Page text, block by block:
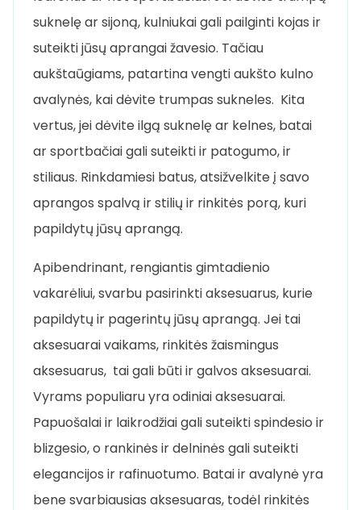
suknelę ar sijoną, kulniukai gali pailginti kojas ir
suteikti jūsų aprangai žavesio. Tačiau
aukštaūgiams, patartina vengti aukšto kulno
avalynės, kai dėvite trumpas sukneles. Kita
vertus, jei dėvite ilgą suknelę ar kelnes, batai
ar sportbačiai gali suteikti ir patogumo, ir
stiliaus. Rinkdamiesi batus, atsižvelkite į savo
aprangos spalvą ir stilių ir rinkitės porą, kuri
papildytų jūsų aprangą.
Apibendrinant, rengiantis gimtadienio
vakarėliui, svarbu pasirinkti aksesuarus, kurie
papildytų ir pagerintų jūsų aprangą. Jei tai
aksesuarai vaikams, rinkitės žaismingus
aksesuarus, tai gali būti ir galvos aksesuarai.
Vyrams populiaru yra odiniai aksesuarai.
Papuošalai ir laikrodžiai gali suteikti spindesio ir
blizgesio, o rankinės ir delninės gali suteikti
elegancijos ir rafinuotumo. Batai ir avalynė yra
bene svarbiausias aksesuaras, todėl rinkitės